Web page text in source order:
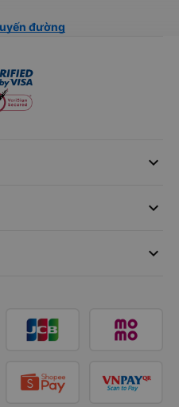
đường
keyboard_arrow_down
keyboard_arrow_down
keyboard_arrow_down